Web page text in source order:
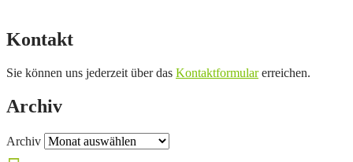
Kontakt
Sie können uns jederzeit über das Kontaktformularerreichen.
Archiv
Archiv